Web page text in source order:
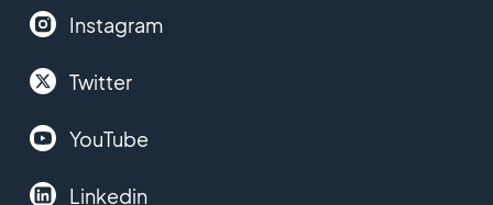
Instagram
Twitter
YouTube
Linkedin